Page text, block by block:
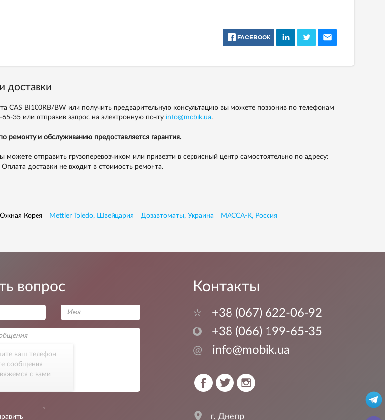
FACEBOOK
доставки
CAS BI100RB/BW или получить предварительную консультацию вы можете позвонив по телефонам
65-35или отправив запрос на электронную почту info@mobik.ua.
ремонту и обслуживанию предоставляется гарантия.
можете отправить грузоперевозчиком или привезти в сервисный центр самостоятельно по адресу:
Оплата доставки не входит в стоимость ремонта.
Корея Mettler Toledo, Швейцария Дозавтоматы, Украина
МАССА-К, Россия
вопрос
ваш телефон
сообщения
с вами
Контакты
+38 (067) 622-06-92
+38 (066) 199-65-35
@ info@mobik.ua
г. Днепр